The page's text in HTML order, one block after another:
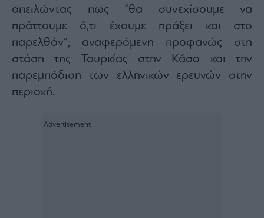
απειλώντας πως “θα συνεχίσουμε να
πράττουμε ό,τι έχουμε πράξει και στο
παρελθόν”, αναφερόμενη προφανώς στη
στάση της Τουρκίας στην Κάσο και την
παρεμπόδιση των ελληνικών ερευνών στην
περιοχή.